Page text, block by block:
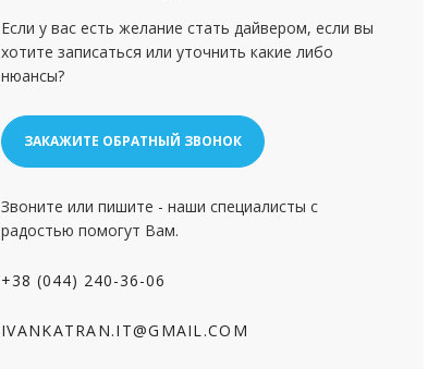
Если у вас есть желание стать дайвером, если вы
хотите записаться или уточнить какие либо
нюансы?
ЗАКАЖИТЕ ОБРАТНЫЙ ЗВОНОК
Звоните или пишите - наши специалисты с
радостью помогут Вам.
+38 (044) 240-36-06
IVANKATRAN.IT@GMAIL.COM